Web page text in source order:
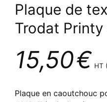
Plaque de
Trodat Printy
15,50€ HT
Plaque en caoutchouc